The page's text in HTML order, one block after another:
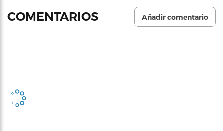
COMENTARIOS Añadir comentario